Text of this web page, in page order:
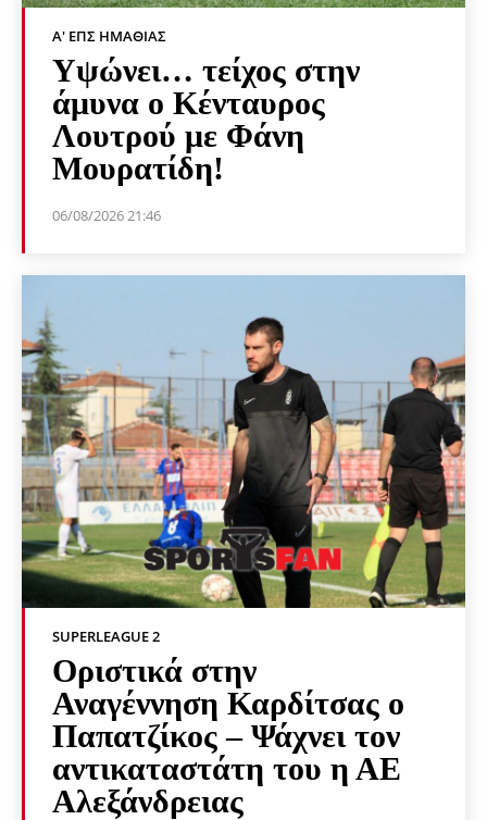
Α' ΕΠΣ ΗΜΑΘΊΑΣ
Υψώνει… τείχος στην
άμυνα ο Κένταυρος
Λουτρού με Φάνη
Μουρατίδη!
06/08/2026 21:46
SUPERLEAGUE 2
Οριστικά στην
Αναγέννηση Καρδίτσας ο
Παπατζίκος – Ψάχνει τον
αντικαταστάτη του η ΑΕ
Αλεξάνδρειας